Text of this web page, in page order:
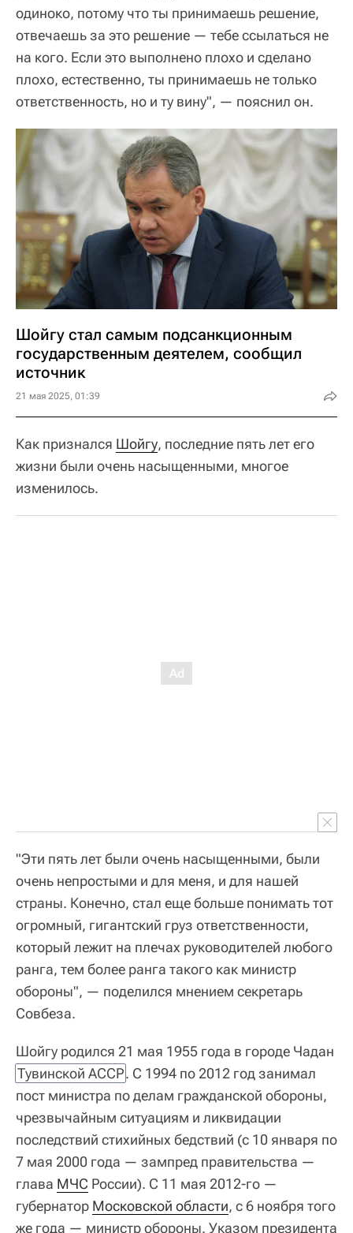
одиноко, потому что ты принимаешь решение,
отвечаешь за это решение — тебе ссылаться не
на кого. Если это выполнено плохо и сделано
плохо, естественно, ты принимаешь не только
ответственность, но и ту вину", — пояснил он.
Шойгу стал самым подсанкционным
государственным деятелем, сообщил
источник
21 мая 2025, 01:39
Как признался Шойгу, последние пять лет его
жизни были очень насыщенными, многое
изменилось.
"Эти пять лет были очень насыщенными, были
очень непростыми и для меня, и для нашей
страны. Конечно, стал еще больше понимать тот
огромный, гигантский груз ответственности,
который лежит на плечах руководителей любого
ранга, тем более ранга такого как министр
обороны", — поделился мнением секретарь
Совбеза.
Шойгу родился 21 мая 1955 года в городе Чадан
Тувинской АССР. С 1994 по 2012 год занимал
пост министра по делам гражданской обороны,
чрезвычайным ситуациям и ликвидации
последствий стихийных бедствий (с 10 января по
7 мая 2000 года — зампред правительства —
глава МЧС России). С 11 мая 2012-го —
губернатор Московской области, с 6 ноября того
же года — министр обороны. Указом президента